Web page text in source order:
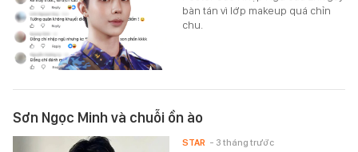
bàn tán vì lớp makeup quá chỉn
chu.
Sơn Ngọc Minh và chuỗi ồn ào
STAR - 3 tháng trước